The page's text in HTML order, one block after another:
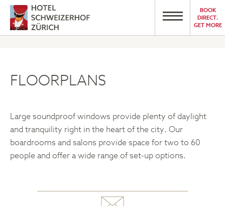
BOOK
DIRECT.
GET MORE
FLOORPLANS
Large soundproof windows provide plenty of daylight
and tranquility right in the heart of the city. Our
boardrooms and salons provide space for two to 60
people and offer a wide range of set-up options.